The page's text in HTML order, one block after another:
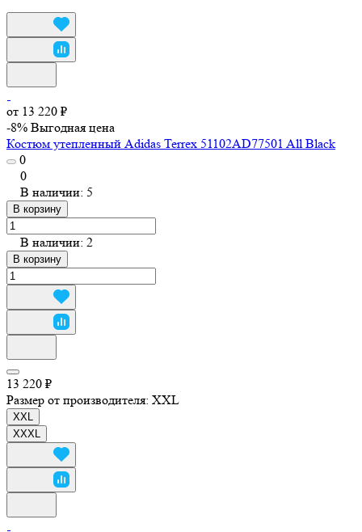
от 13 220 ₽
-8% Выгодная цена
Костюм утепленный Adidas Terrex 51102AD77501 All Black
0
0
В наличии: 5
В корзину
В наличии: 2
В корзину
13 220 ₽
Размер от производителя: XXL
XXL
XXXL